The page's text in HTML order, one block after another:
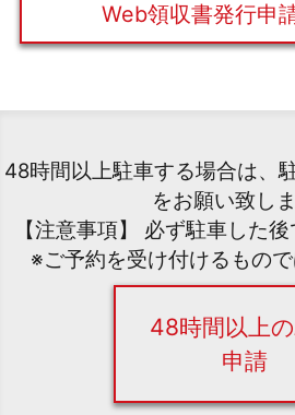
Web領収書発行申
48時間以上駐車する場合は、
をお願い致しま
【注意事項】 必ず駐車した後
※ご予約を受け付けるもので
48時間以上
申請